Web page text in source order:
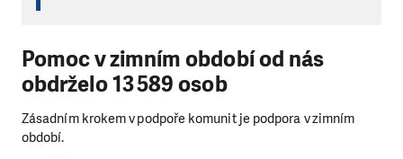
Pomoc v zimním období od nás
obdrželo 13 589 osob
Zásadním krokem v podpoře komunit je podpora v zimním
období.